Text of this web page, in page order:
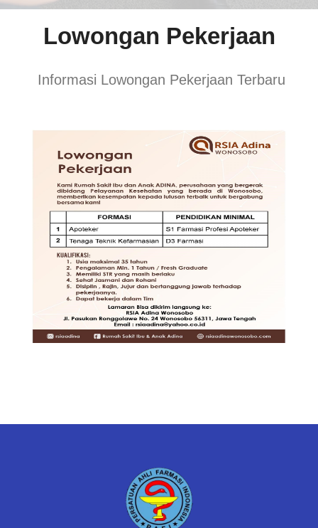
Lowongan Pekerjaan
Informasi Lowongan Pekerjaan Terbaru
TENAGA TEKNIS
KEFARMASIAN DI RSIA ADINA
DIBUTUHKAN SEGERA TENAGA
TEKNIS KEFARMASIAN DI RUMAH
SAKIT IBU DAN ANAK ADINA
WONOSOBO
SYARAT DAN KETENTUAN LIHAT
BROSUR